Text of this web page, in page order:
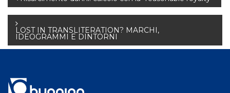
articoli
LOST IN TRANSLITERATION? MARCHI,
IDEOGRAMMI E DINTORNI